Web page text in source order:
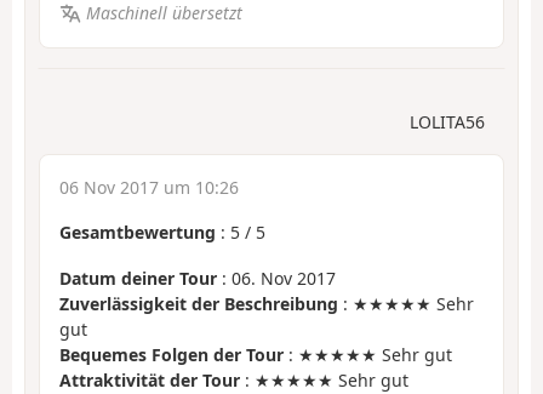
Maschinell übersetzt
LOLITA56
06 Nov 2017 um 10:26
Gesamtbewertung : 5 / 5
Datum deiner Tour : 06. Nov 2017
Zuverlässigkeit der Beschreibung : ★★★★★ Sehr
gut
Bequemes Folgen der Tour : ★★★★★ Sehr gut
Attraktivität der Tour : ★★★★★ Sehr gut